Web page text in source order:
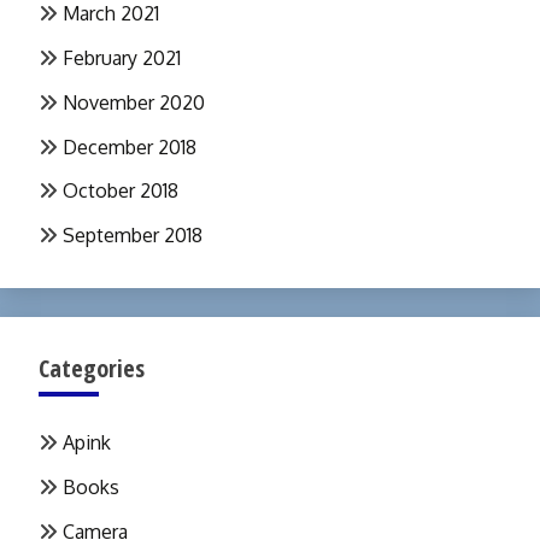
March 2021
February 2021
November 2020
December 2018
October 2018
September 2018
Categories
Apink
Books
Camera